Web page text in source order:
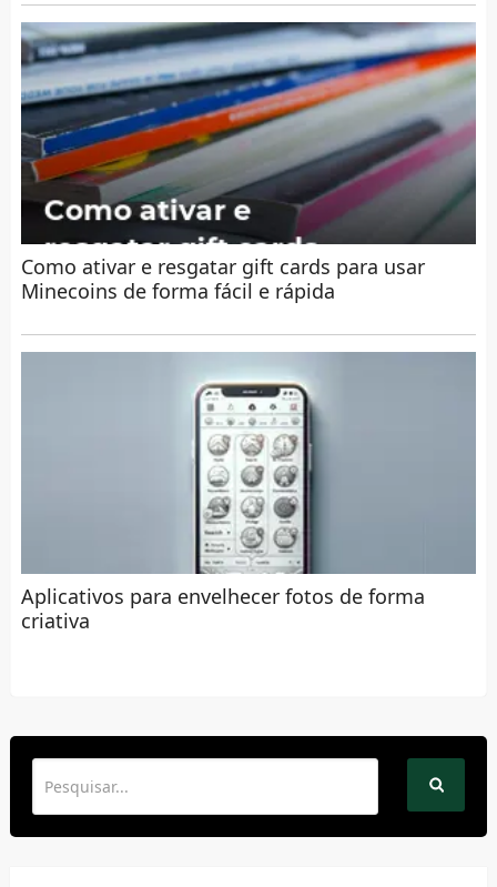
Como ativar e resgatar gift cards para usar
Minecoins de forma fácil e rápida
Aplicativos para envelhecer fotos de forma
criativa